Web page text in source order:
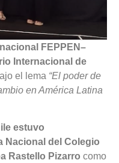
FEPPEN–
Internacional de
el lema “El poder de
en América Latina
estuvo
Nacional del Colegio
Rastello Pizarro como